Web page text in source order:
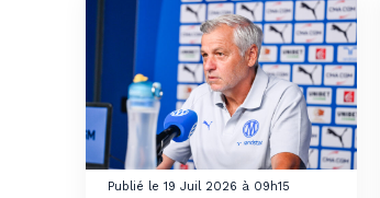
Publié le 19 Juil 2026 à 09h15